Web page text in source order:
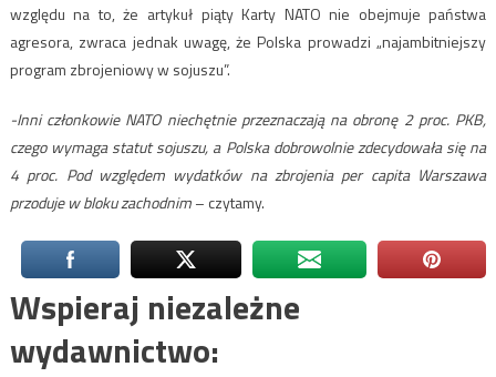
względu na to, że artykuł piąty Karty NATO nie obejmuje państwa
agresora, zwraca jednak uwagę, że Polska prowadzi „najambitniejszy
program zbrojeniowy w sojuszu”.
-Inni członkowie NATO niechętnie przeznaczają na obronę 2 proc. PKB,
czego wymaga statut sojuszu, a Polska dobrowolnie zdecydowała się na
4 proc. Pod względem wydatków na zbrojenia per capita Warszawa
przoduje w bloku zachodnim– czytamy.
Wspieraj niezależne
wydawnictwo: